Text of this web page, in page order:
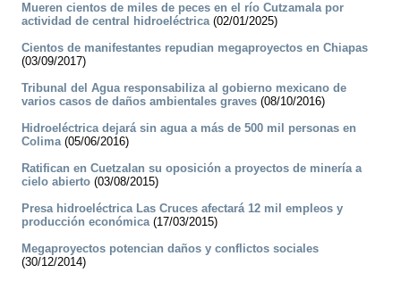
Mueren cientos de miles de peces en el río Cutzamala por
actividad de central hidroeléctrica(02/01/2025)
Cientos de manifestantes repudian megaproyectos en Chiapas
(03/09/2017)
Tribunal del Agua responsabiliza al gobierno mexicano de
varios casos de daños ambientales graves (08/10/2016)
Hidroeléctrica dejará sin agua a más de 500 mil personas en
Colima(05/06/2016)
Ratifican en Cuetzalan su oposición a proyectos de minería a
cielo abierto (03/08/2015)
Presa hidroeléctrica Las Cruces afectará 12 mil empleos y
producción económica(17/03/2015)
Megaproyectos potencian daños y conflictos sociales
(30/12/2014)